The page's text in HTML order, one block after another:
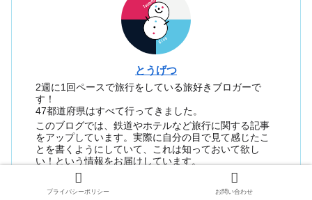
とうげつ
2週に1回ペースで旅行をしている旅好きブロガーで
す！
47都道府県はすべて行ってきました。
このブログでは、鉄道やホテルなど旅行に関する記事
をアップしています。実際に自分の目で見て感じたこ
とを書くようにしていて、これは知っておいて欲し
い！という情報をお届けしています。
プライバシーポリシー お問い合わせ